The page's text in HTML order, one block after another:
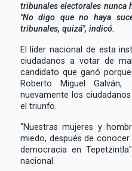
tribunales electorales nunca
"No digo que no haya
tribunales, quizá", indicó.
El líder nacional de esta
ciudadanos a votar de
candidato que ganó
Roberto Miguel
nuevamente los
el triunfo.
"Nuestras mujeres y
miedo, después de
democracia en
nacional.